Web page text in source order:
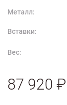
Металл:
Вставки:
Вес:
87 920